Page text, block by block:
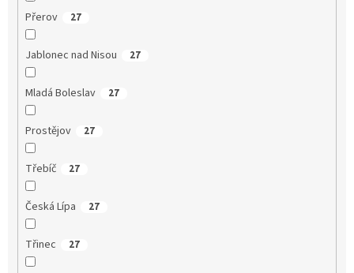
Přerov 27
Jablonec nad Nisou 27
Mladá Boleslav 27
Prostějov 27
Třebíč 27
Česká Lípa 27
Třinec 27